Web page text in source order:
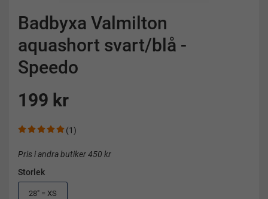
Badbyxa Valmilton
aquashort svart/blå -
Speedo
199 kr
(1)
Pris i andra butiker 450 kr
Storlek
28" = XS